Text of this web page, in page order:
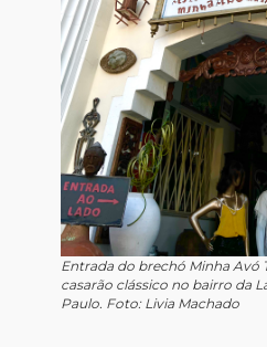
Entrada do brechó Minha Avó
casarão clássico no bairro da
Paulo. Foto: Livia Machado